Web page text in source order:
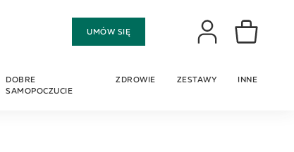
UMÓW SIĘ
Moje konto
DOBRE
SAMOPOCZUCIE
ZDROWIE ZESTAWY INNE